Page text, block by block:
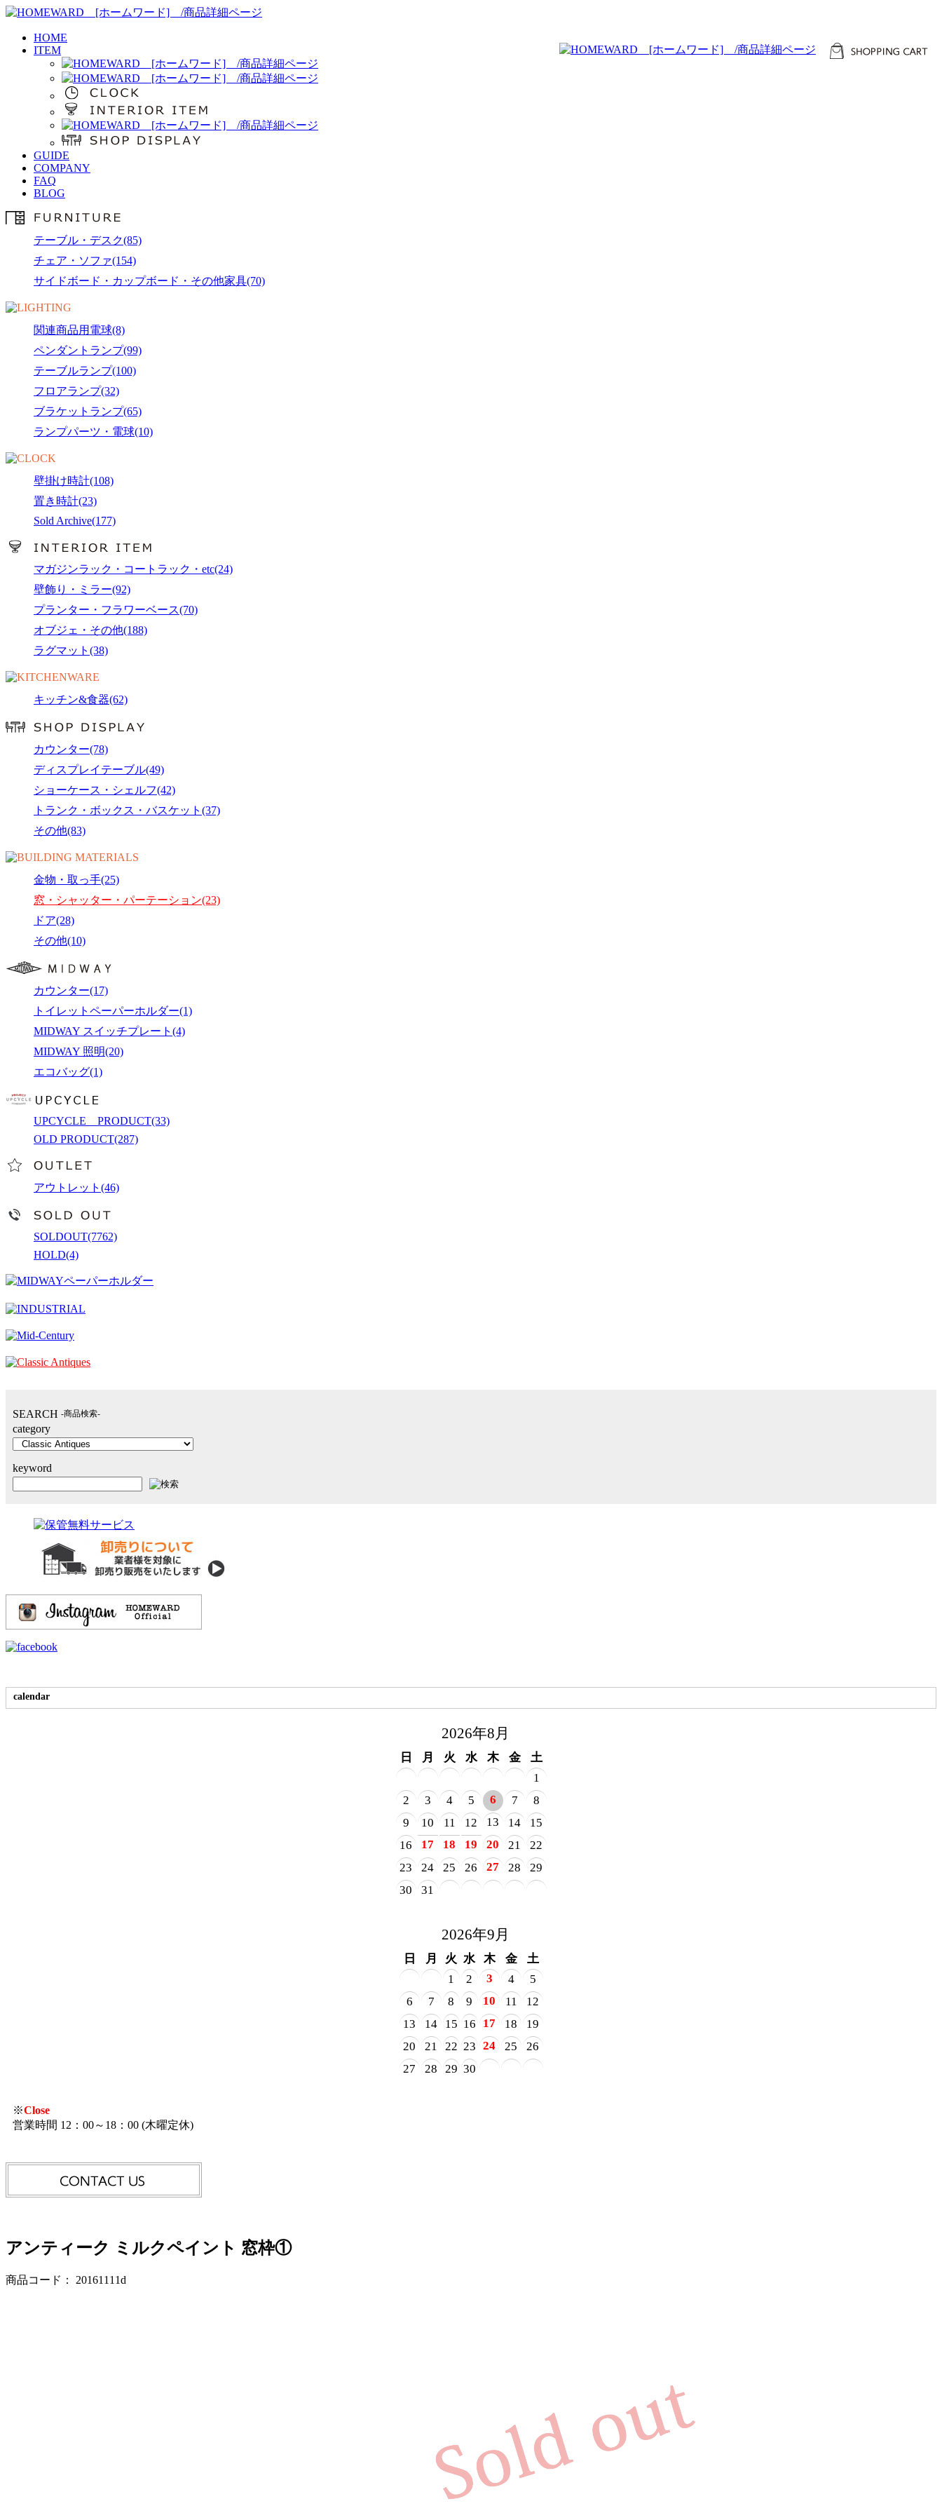
HOME
ITEM
GUIDE
COMPANY
FAQ
BLOG
テーブル・デスク(85)
チェア・ソファ(154)
サイドボード・カップボード・その他家具(70)
関連商品用電球(8)
ペンダントランプ(99)
テーブルランプ(100)
フロアランプ(32)
ブラケットランプ(65)
ランプパーツ・電球(10)
壁掛け時計(108)
置き時計(23)
Sold Archive(177)
マガジンラック・コートラック・etc(24)
壁飾り・ミラー(92)
プランター・フラワーベース(70)
オブジェ・その他(188)
ラグマット(38)
キッチン&食器(62)
カウンター(78)
ディスプレイテーブル(49)
ショーケース・シェルフ(42)
トランク・ボックス・バスケット(37)
その他(83)
金物・取っ手(25)
窓・シャッター・パーテーション(23)
ドア(28)
その他(10)
カウンター(17)
トイレットペーパーホルダー(1)
MIDWAY スイッチプレート(4)
MIDWAY 照明(20)
エコバッグ(1)
UPCYCLE PRODUCT(33)
OLD PRODUCT(287)
アウトレット(46)
SOLDOUT(7762)
HOLD(4)
SEARCH -商品検索-
category
keyword
calendar
2026年8月
日 月 火 水 木 金
土
1
2
3 4 5 6 7
8
9
10 11 12 13 14
15
16
17 18 19 20 21
22
23
24 25 26 27 28
29
30
31
2026年9月
日 月 火 水 木 金
土
1
2 3 4
5
6
7 8 9 10 11
12
13
14 15 16 17 18
19
20
21 22 23 24 25
26
27
28 29 30
※Close
営業時間 12：00～18：00 (木曜定休)
アンティーク ミルクペイント 窓枠①
商品コード： 20161111d